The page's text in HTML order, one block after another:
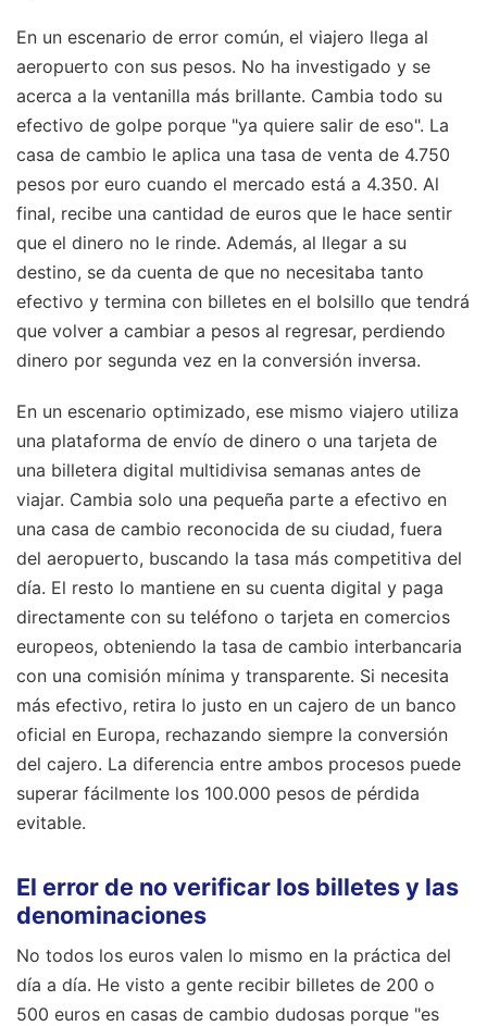
En un escenario de error común, el viajero llega al
aeropuerto con sus pesos. No ha investigado y se
acerca a la ventanilla más brillante. Cambia todo su
efectivo de golpe porque "ya quiere salir de eso". La
casa de cambio le aplica una tasa de venta de 4.750
pesos por euro cuando el mercado está a 4.350. Al
final, recibe una cantidad de euros que le hace sentir
que el dinero no le rinde. Además, al llegar a su
destino, se da cuenta de que no necesitaba tanto
efectivo y termina con billetes en el bolsillo que tendrá
que volver a cambiar a pesos al regresar, perdiendo
dinero por segunda vez en la conversión inversa.
En un escenario optimizado, ese mismo viajero utiliza
una plataforma de envío de dinero o una tarjeta de
una billetera digital multidivisa semanas antes de
viajar. Cambia solo una pequeña parte a efectivo en
una casa de cambio reconocida de su ciudad, fuera
del aeropuerto, buscando la tasa más competitiva del
día. El resto lo mantiene en su cuenta digital y paga
directamente con su teléfono o tarjeta en comercios
europeos, obteniendo la tasa de cambio interbancaria
con una comisión mínima y transparente. Si necesita
más efectivo, retira lo justo en un cajero de un banco
oficial en Europa, rechazando siempre la conversión
del cajero. La diferencia entre ambos procesos puede
superar fácilmente los 100.000 pesos de pérdida
evitable.
El error de no verificar los billetes y las
denominaciones
No todos los euros valen lo mismo en la práctica del
día a día. He visto a gente recibir billetes de 200 o
500 euros en casas de cambio dudosas porque "es